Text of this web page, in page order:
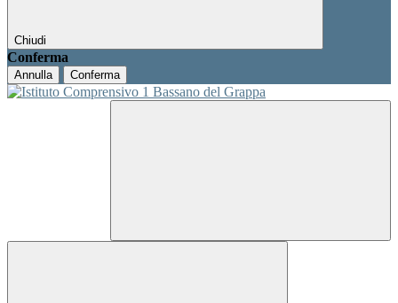
Chiudi
Conferma
Annulla Conferma